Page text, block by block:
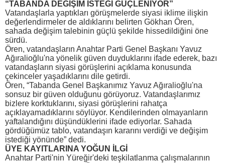
“TABANDA DEĞİŞİM İSTEĞİ GÜÇLENİYOR”
Vatandaşlarla yaptıkları görüşmelerde siyasi iklime ilişkin
değerlendirmeler de aldıklarını belirten Gökhan Ören,
sahada değişim talebinin güçlü şekilde hissedildiğini öne
sürdü.
Ören, vatandaşların Anahtar Parti Genel Başkanı Yavuz
Ağıralioğlu'na yönelik güven duyduklarını ifade ederek, bazı
vatandaşların siyasi görüşlerini açıklama konusunda
çekinceler yaşadıklarını dile getirdi.
Ören, “Tabanda Genel Başkanımız Yavuz Ağıralioğlu'na
sonsuz bir güven olduğunu görüyoruz. Vatandaşlarımız
bizlere korktuklarını, siyasi görüşlerini rahatça
açıklayamadıklarını söylüyor. Kendilerinden olmayanların
yaftalandığını düşündüklerini ifade ediyorlar. Sahada
gördüğümüz tablo, vatandaşın kararını verdiği ve değişim
istediği yönünde” dedi.
ÜYE KAYITLARINA YOĞUN İLGİ
Anahtar Parti'nin Yüreğir'deki teşkilatlanma çalışmalarının